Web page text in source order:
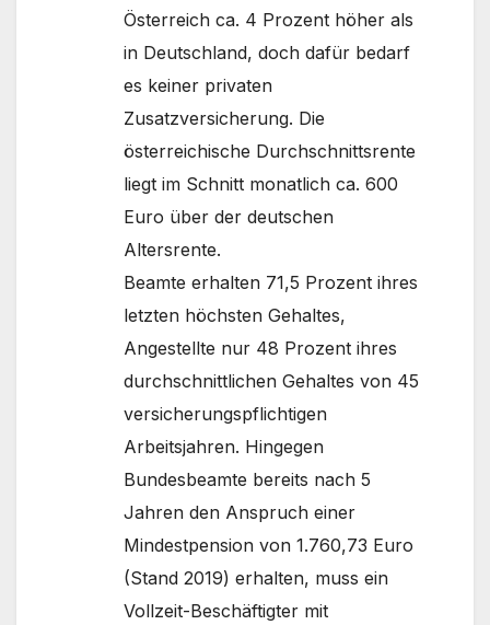
Österreich ca. 4 Prozent höher als
in Deutschland, doch dafür bedarf
es keiner privaten
Zusatzversicherung. Die
österreichische Durchschnittsrente
liegt im Schnitt monatlich ca. 600
Euro über der deutschen
Altersrente.
Beamte erhalten 71,5 Prozent ihres
letzten höchsten Gehaltes,
Angestellte nur 48 Prozent ihres
durchschnittlichen Gehaltes von 45
versicherungspflichtigen
Arbeitsjahren. Hingegen
Bundesbeamte bereits nach 5
Jahren den Anspruch einer
Mindestpension von 1.760,73 Euro
(Stand 2019) erhalten, muss ein
Vollzeit-Beschäftigter mit